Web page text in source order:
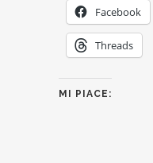
Facebook
Threads
MI PIACE: